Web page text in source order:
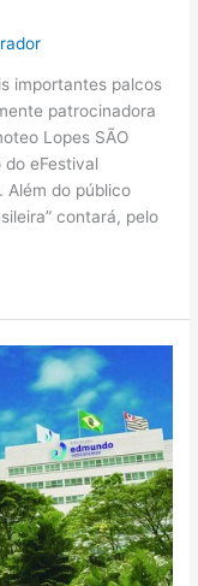
importantes palcos
patrocinadora
Lopes SÃO
do eFestival
Além do público
contará, pelo